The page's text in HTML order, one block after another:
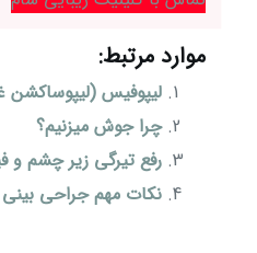
موارد مرتبط:
لیپوفیس (لیپوساکشن
چرا جوش میزنیم؟
رفع تیرگی زیر چشم و
نکات مهم جراحی بینی